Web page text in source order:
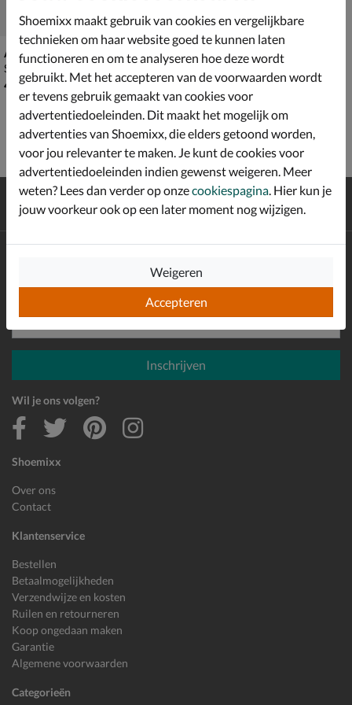
Antarctica
Snowboots - blauw
€ 49,99
49 ,99
Gratisverzending en retour*
Achterafbetalen
Shoemixx
Over ons
Contact
Klantenservice
Bestellen
Betaalmogelijkheden
Verzendwijze en kosten
Ruilen en retourneren
Koop ongedaan maken
Garantie
Algemene voorwaarden
Categorieën
Schrijf je in voor de Shoemixx nieuwsbrief en ontvang €10,-
welkomstkorting!
E-mailadres
Inschrijven
Wil je ons volgen?
Shoemixx maakt gebruik van cookies en vergelijkbare
technieken om haar website goed te kunnen laten
functioneren en om te analyseren hoe deze wordt
gebruikt. Met het accepteren van de voorwaarden wordt
er tevens gebruik gemaakt van cookies voor
advertentiedoeleinden. Dit maakt het mogelijk om
advertenties van Shoemixx, die elders getoond worden,
voor jou relevanter te maken. Je kunt de cookies voor
advertentiedoeleinden indien gewenst weigeren. Meer
weten? Lees dan verder op onzecookiespagina . Hier kun je
jouw voorkeur ook op een later moment nog wijzigen.
Accepteren
Weigeren